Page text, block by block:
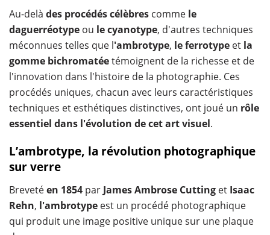
Au-delà des procédés célèbres comme le
daguerréotype ou le cyanotype, d'autres techniques
méconnues telles que l'ambrotype, le ferrotype et la
gomme bichromatéetémoignent de la richesse et de
l'innovation dans l'histoire de la photographie. Ces
procédés uniques, chacun avec leurs caractéristiques
techniques et esthétiques distinctives, ont joué un rôle
essentiel dans l'évolution de cet art visuel.
L’ambrotype, la révolution photographique
sur verre
Brevetéen 1854 par James Ambrose Cutting et Isaac
Rehn, l'ambrotype est un procédé photographique
qui produit une image positive unique sur une plaque